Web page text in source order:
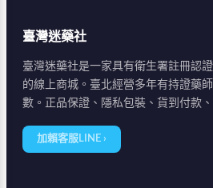
臺灣迷藥社
臺灣迷藥社是一家具有衛生署註冊認
的線上商城。臺北經營多年有持證藥
數。正品保證、隱私包裝、貨到付款、
加賴客服LINE ›